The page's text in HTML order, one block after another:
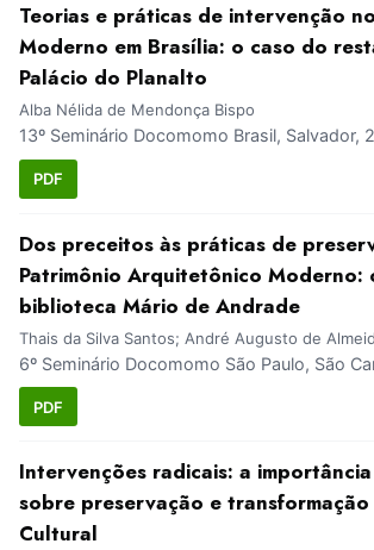
Teorias e práticas de intervenção
Moderno em Brasília: o caso do
Palácio do Planalto
Alba Nélida de Mendonça Bispo
13º Seminário Docomomo Brasil, Salvador,
PDF
Dos preceitos às práticas de
Patrimônio Arquitetônico Moderno:
biblioteca Mário de Andrade
Thais da Silva Santos; André Augusto de
6º Seminário Docomomo São Paulo, São
PDF
Intervenções radicais: a
sobre preservação e
Cultural